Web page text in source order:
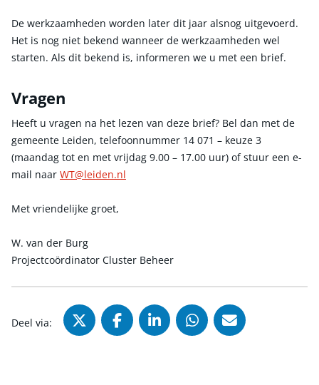
De werkzaamheden worden later dit jaar alsnog uitgevoerd.
Het is nog niet bekend wanneer de werkzaamheden wel
starten. Als dit bekend is, informeren we u met een brief.
Vragen
Heeft u vragen na het lezen van deze brief? Bel dan met de
gemeente Leiden, telefoonnummer 14 071 – keuze 3
(maandag tot en met vrijdag 9.00 – 17.00 uur) of stuur een e-
mail naar WT@leiden.nl
Met vriendelijke groet,
W. van der Burg
Projectcoördinator Cluster Beheer
Deel via: Deel via X (Twitter), opent in
Deel via Facebook, opent
Deel via LinkedIn,
Deel viaDeel via